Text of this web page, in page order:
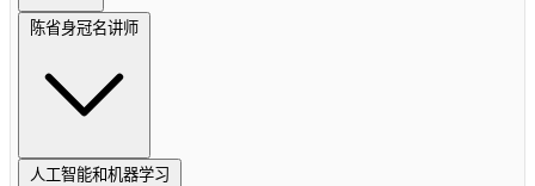
陈省身冠名讲师
人工智能和机器学习